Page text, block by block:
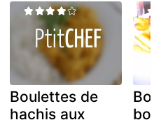
Boulettes de
hachis aux